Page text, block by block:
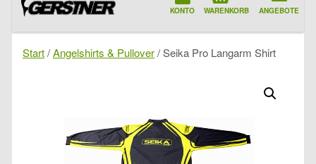
KONTO WARENKORB ANGEBOTE
Start/Angelshirts & Pullover/ Seika Pro Langarm Shirt